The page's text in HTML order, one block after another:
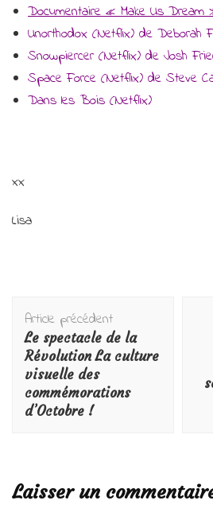
Documentaire « Make Us Dream
Unorthodox (Netflix) de Deborah
Snowpiercer (Netflix) de Josh
Space Force (Netflix) de Steve
Dans les Bois (Netflix)
xx
Lisa
Navigation
d'article
Article précédent
Le spectacle de la
Révolution La culture
visuelle des
commémorations
d’Octobre !
Laisser un